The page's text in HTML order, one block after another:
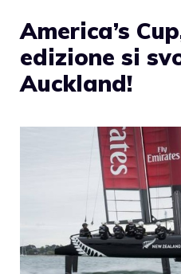
America’s
edizione si
Auckland!